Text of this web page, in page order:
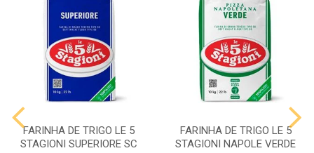
FARINHA DE TRIGO LE 5
STAGIONI SUPERIORE SC
FARINHA DE TRIGO LE 5
STAGIONI NAPOLE VERDE